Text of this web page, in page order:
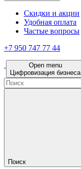
Скидки и акции
Удобная оплата
Частые вопросы
+7 950 747 77 44
Open menu
Цифровизация бизнеса
Поиск